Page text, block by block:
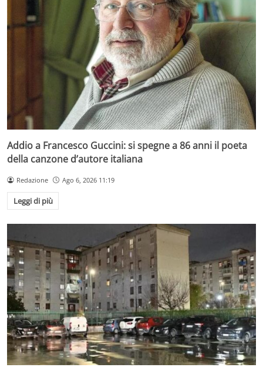
Addio a Francesco Guccini: si spegne a 86 anni il poeta
della canzone d’autore italiana
Redazione Ago 6, 2026 11:19
Leggi di più